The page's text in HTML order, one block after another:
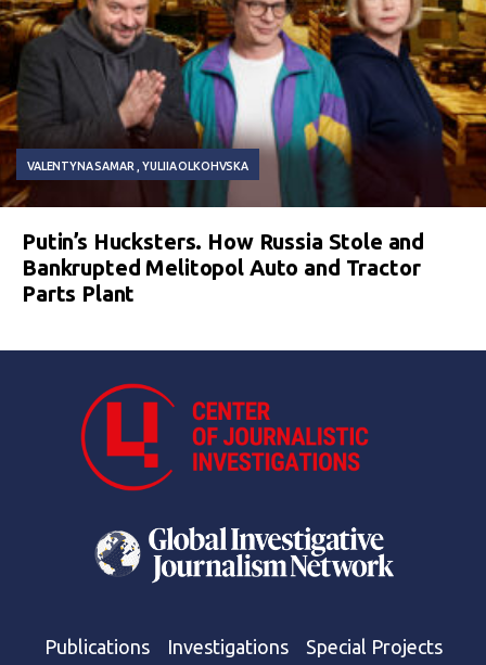
VALENTYNA SAMAR YULIIA OLKOHVSKA
Putin’s Hucksters. How Russia Stole and
Bankrupted Melitopol Auto and Tractor
Parts Plant
Publications Investigations Special Projects